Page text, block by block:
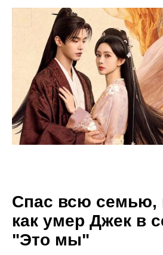
Спас всю семью,
как умер Джек в
"Это мы"